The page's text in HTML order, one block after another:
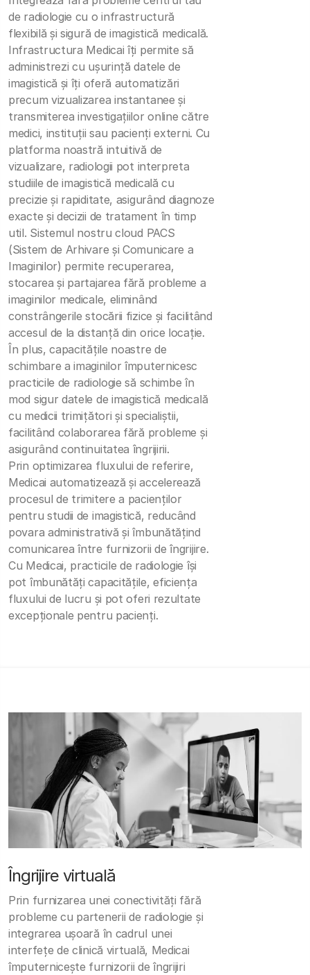
de radiologie cu o infrastructură
flexibilă și sigură de imagistică medicală.
Infrastructura Medicai îți permite să
administrezi cu ușurință datele de
imagistică și îți oferă automatizări
precum vizualizarea instantanee și
transmiterea investigațiilor online către
medici, instituții sau pacienți externi. Cu
platforma noastră intuitivă de
vizualizare, radiologii pot interpreta
studiile de imagistică medicală cu
precizie și rapiditate, asigurând diagnoze
exacte și decizii de tratament în timp
util. Sistemul nostru cloud PACS
(Sistem de Arhivare și Comunicare a
Imaginilor) permite recuperarea,
stocarea și partajarea fără probleme a
imaginilor medicale, eliminând
constrângerile stocării fizice și facilitând
accesul de la distanță din orice locație.
În plus, capacitățile noastre de
schimbare a imaginilor împuternicesc
practicile de radiologie să schimbe în
mod sigur datele de imagistică medicală
cu medicii trimițători și specialiștii,
facilitând colaborarea fără probleme și
asigurând continuitatea îngrijirii.
Prin optimizarea fluxului de referire,
Medicai automatizează și accelerează
procesul de trimitere a pacienților
pentru studii de imagistică, reducând
povara administrativă și îmbunătățind
comunicarea între furnizorii de îngrijire.
Cu Medicai, practicile de radiologie își
pot îmbunătăți capacitățile, eficiența
fluxului de lucru și pot oferi rezultate
excepționale pentru pacienți.
Îngrijire virtuală
Prin furnizarea unei conectivități fără
probleme cu partenerii de radiologie și
integrarea ușoară în cadrul unei
interfețe de clinică virtuală, Medicai
împuternicește furnizorii de îngrijiri